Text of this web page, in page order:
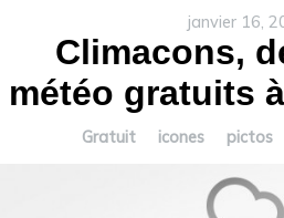
janvier 16,
Climacons,
météo gratuits
Gratuit icones pictos